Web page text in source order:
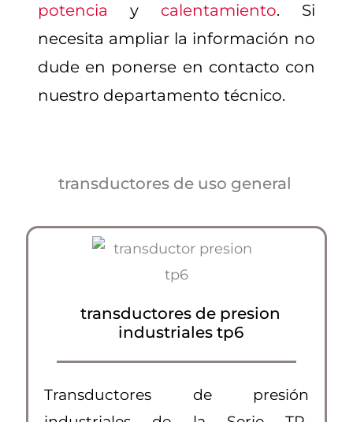
potencia y calentamiento. Si
necesita ampliar la información no
dude en ponerse en contacto con
nuestro departamento técnico.
transductores de uso general
transductores de presion
industriales tp6
Transductores de presión